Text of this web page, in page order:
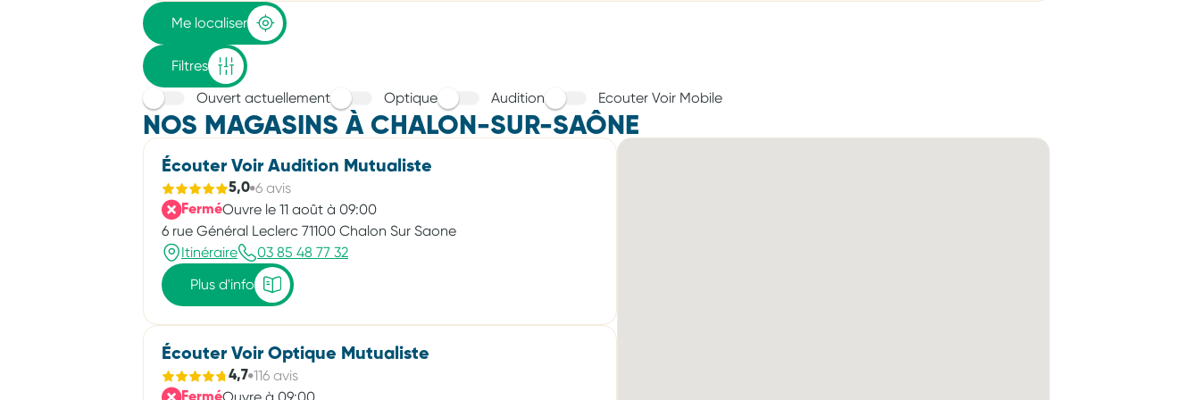
adresse
Me localiser
Filtres
Ouvert actuellement
Optique Audition Ecouter Voir Mobile
NOS MAGASINS À CHALON-SUR-SAÔNE
Écouter Voir Audition Mutualiste
5,0 6 avis
FerméOuvre le 11 août à 09:00
6 rue Général Leclerc 71100 Chalon Sur Saone
Itinéraire
03 85 48 77 32
Plus d'info
Écouter Voir Optique Mutualiste
4,7 116 avis